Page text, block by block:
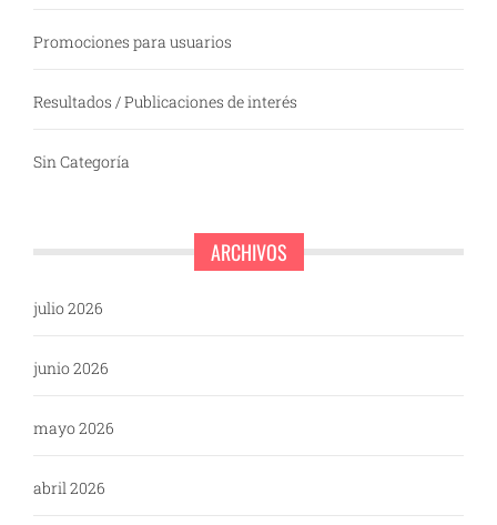
Promociones para usuarios
Resultados / Publicaciones de interés
Sin Categoría
ARCHIVOS
julio 2026
junio 2026
mayo 2026
abril 2026